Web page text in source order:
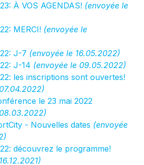
À VOS AGENDAS! (envoyée le
MERCI! (envoyée le
J-7 (envoyée le 16.05.2022)
J-14 (envoyée le 09.05.2022)
les inscriptions sont ouvertes!
le 23 mai 2022
- Nouvelles dates (envoyée
découvrez le programme!